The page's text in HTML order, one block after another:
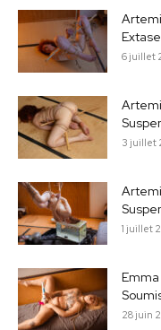
6 juillet
3 juillet
1 juillet
28 juin